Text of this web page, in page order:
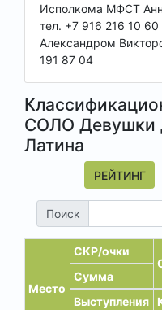
СОЛО Девушки
Латина
РЕЙТИНГ
Поиск
Место
СКР/очки
Сумма
Выступления
Исполкома МФСТ
тел. +7 916 216 10
Александром
191 87 04